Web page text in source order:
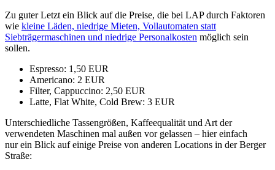
Zu guter Letzt ein Blick auf die Preise, die bei LAP durch Faktoren
wie kleine Läden, niedrige Mieten, Vollautomaten statt
Siebträgermaschinen und niedrige Personalkosten möglich sein
sollen.
Espresso: 1,50 EUR
Americano: 2 EUR
Filter, Cappuccino: 2,50 EUR
Latte, Flat White, Cold Brew: 3 EUR
Unterschiedliche Tassengrößen, Kaffeequalität und Art der
verwendeten Maschinen mal außen vor gelassen – hier einfach
nur ein Blick auf einige Preise von anderen Locations in der Berger
Straße: